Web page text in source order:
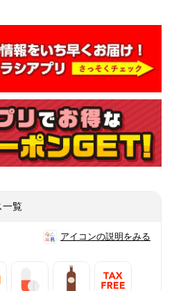
一覧
アイコンの説明をみる